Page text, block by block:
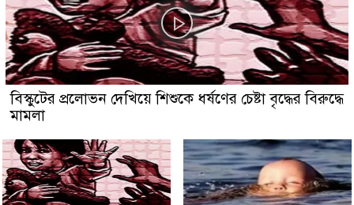
বিস্কুটের প্রলোভন দেখিয়ে শিশুকে ধর্ষণের চেষ্টা বৃদ্ধের বিরুদ্ধে
মামলা